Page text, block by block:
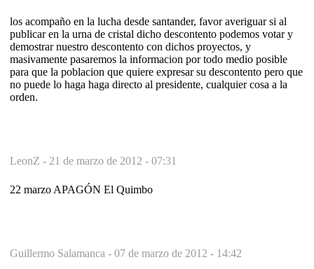
los acompaño en la lucha desde santander, favor averiguar si al
publicar en la urna de cristal dicho descontento podemos votar y
demostrar nuestro descontento con dichos proyectos, y
masivamente pasaremos la informacion por todo medio posible
para que la poblacion que quiere expresar su descontento pero que
no puede lo haga haga directo al presidente, cualquier cosa a la
orden.
LeonZ - 21 de marzo de 2012 - 07:31
22 marzo APAGÓN El Quimbo
Guillermo Salamanca - 07 de marzo de 2012 - 14:42